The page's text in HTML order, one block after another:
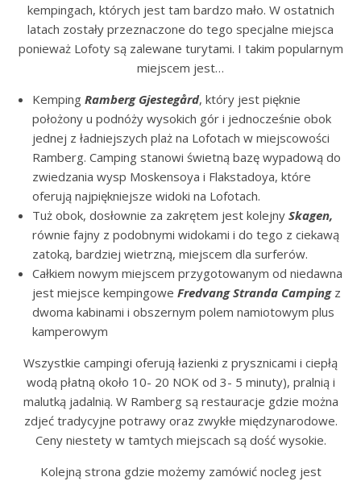
kempingach, których jest tam bardzo mało. W ostatnich
latach zostały przeznaczone do tego specjalne miejsca
ponieważ Lofoty są zalewane turytami. I takim popularnym
miejscem jest…
Kemping Ramberg Gjestegård, który jest pięknie
położony u podnóży wysokich gór i jednocześnie obok
jednej z ładniejszych plaż na Lofotach w miejscowości
Ramberg. Camping stanowi świetną bazę wypadową do
zwiedzania wysp Moskensoya i Flakstadoya, które
oferują najpiękniejsze widoki na Lofotach.
Tuż obok, dosłownie za zakrętem jest kolejny Skagen,
równie fajny z podobnymi widokami i do tego z ciekawą
zatoką, bardziej wietrzną, miejscem dla surferów.
Całkiem nowym miejscem przygotowanym od niedawna
jest miejsce kempingowe Fredvang Stranda Campingz
dwoma kabinami i obszernym polem namiotowym plus
kamperowym
Wszystkie campingi oferują łazienki z prysznicami i ciepłą
wodą płatną około 10- 20 NOK od 3- 5 minuty), pralnią i
malutką jadalnią. W Ramberg są restauracje gdzie można
zdjeć tradycyjne potrawy oraz zwykłe międzynarodowe.
Ceny niestety w tamtych miejscach są dość wysokie.
Kolejną strona gdzie możemy zamówić nocleg jest